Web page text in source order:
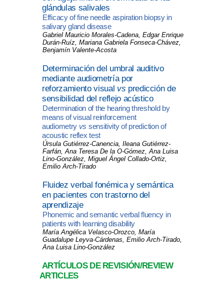
glándulas salivales
Efficacy of fine needle aspiration biopsy in
salivary gland disease
Gabriel Mauricio Morales-Cadena, Edgar Enrique
Durán-Ruíz, Mariana Gabriela Fonseca-Chávez,
Benjamín Valente-Acosta
Determinación del umbral auditivo
mediante audiometría por
reforzamiento visual vs predicción de
sensibilidad del reflejo acústico
Determination of the hearing threshold by
means of visual reinforcement
audiometry vs sensitivity of prediction of
acoustic reflex test
Úrsula Gutiérrez-Canencia, Ileana Gutiérrez-
Farfán, Ana Teresa De la O-Gómez, Ana Luisa
Lino-González, Miguel Ángel Collado-Ortiz,
Emilio Arch-Tirado
Fluidez verbal fonémica y semántica
en pacientes con trastorno del
aprendizaje
Phonemic and semantic verbal fluency in
patients with learning disability
María Angélica Velasco-Orozco, María
Guadalupe Leyva-Cárdenas, Emilio Arch-Tirado,
Ana Luisa Lino-González
ARTÍCULOS DE REVISIÓN/REVIEW
ARTICLES